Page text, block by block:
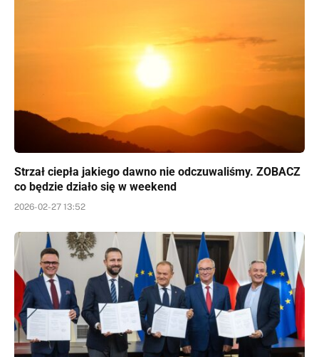
Strzał ciepła jakiego dawno nie odczuwaliśmy. ZOBACZ
co będzie działo się w weekend
2026-02-27 13:52